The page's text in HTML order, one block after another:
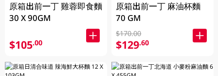
原箱出前一丁 雞蓉即食麵
30 X 90GM
$105.00
原箱出前一丁 麻油杯麵
70 GM
$170.00
$129.60